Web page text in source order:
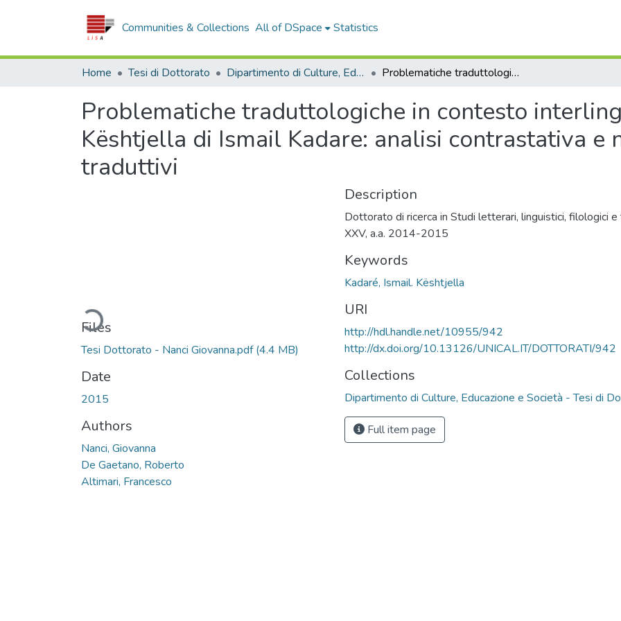
Communities & Collections All of DSpace Statistics
Home Tesi di Dottorato Dipartimento di Culture, Educazione e Società - Tesi di Dottorato Problematiche traduttologiche in contesto interlinguistico del romanzo Kështjella di Ismail Kadare: analisi contrastativa e nuovi approcci traduttivi
Problematiche traduttologiche in contesto
Kështjella di Ismail Kadare: analisi contrastativa e
traduttivi
Loading...
Files
Tesi Dottorato - Nanci Giovanna.pdf(4.4 MB)
Date
2015
Authors
Nanci, Giovanna
De Gaetano, Roberto
Altimari, Francesco
Description
Dottorato di ricerca in Studi letterari, linguistici, filologici
XXV, a.a. 2014-2015
Keywords
Kadaré, Ismail. Kështjella
URI
http://hdl.handle.net/10955/942
http://dx.doi.org/10.13126/UNICAL.IT/DOTTORATI/942
Collections
Dipartimento di Culture, Educazione e Società - Tesi di
Full item page